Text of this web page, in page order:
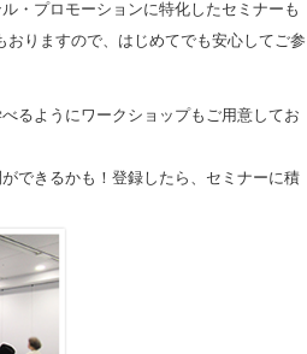
・プロモーションに特化したセミナーも
おりますので、はじめてでも安心してご参
るようにワークショップもご用意してお
できるかも！登録したら、セミナーに積